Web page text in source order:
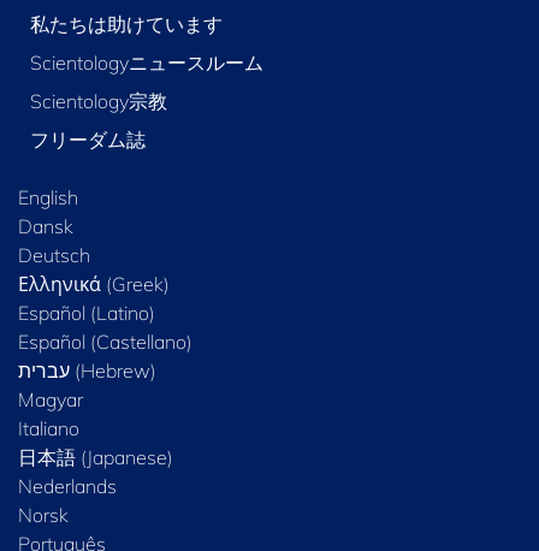
私たちは助けています
Scientologyニュースルーム
Scientology宗教
フリーダム誌
English
Dansk
Deutsch
Ελληνικά (Greek)
Español (Latino)
Español (Castellano)
Magyar
Italiano
日本語 (Japanese)
Nederlands
Norsk
Português